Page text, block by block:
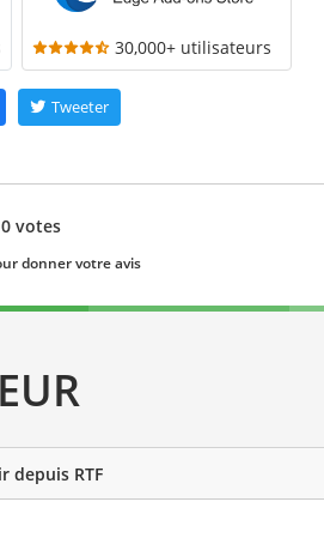
30,000+ utilisateurs
Tweeter
votes
donner votre avis
depuis RTF